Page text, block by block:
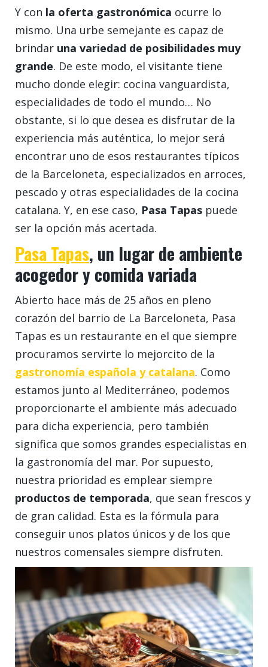
Y con la oferta gastronómica ocurre lo
mismo. Una urbe semejante es capaz de
brindar una variedad de posibilidades muy
grande. De este modo, el visitante tiene
mucho donde elegir: cocina vanguardista,
especialidades de todo el mundo… No
obstante, si lo que desea es disfrutar de la
experiencia más auténtica, lo mejor será
encontrar uno de esos restaurantes típicos
de la Barceloneta, especializados en arroces,
pescado y otras especialidades de la cocina
catalana. Y, en ese caso, Pasa Tapas puede
ser la opción más acertada.
Pasa Tapas, un lugar de ambiente
acogedor y comida variada
Abierto hace más de 25 años en pleno
corazón del barrio de La Barceloneta, Pasa
Tapas es un restaurante en el que siempre
procuramos servirte lo mejorcito de la
gastronomía española y catalana. Como
estamos junto al Mediterráneo, podemos
proporcionarte el ambiente más adecuado
para dicha experiencia, pero también
significa que somos grandes especialistas en
la gastronomía del mar. Por supuesto,
nuestra prioridad es emplear siempre
productos de temporada, que sean frescos y
de gran calidad. Esta es la fórmula para
conseguir unos platos únicos y de los que
nuestros comensales siempre disfruten.